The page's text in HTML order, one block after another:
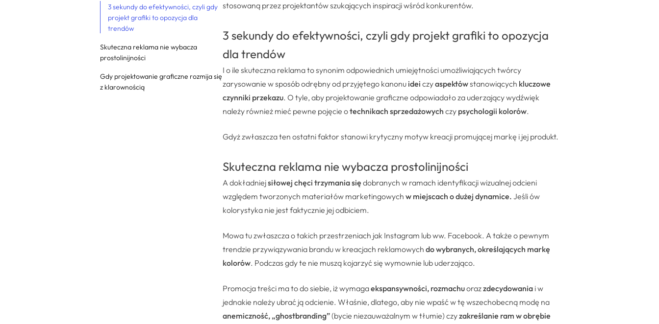
3 sekundy do efektywności, czyli gdy
projekt grafiki to opozycja dla
trendów
Skuteczna reklama nie wybacza
prostolinijności
Gdy projektowanie graficzne rozmija się
z klarownością
stosowaną przez projektantów szukających inspiracji wśród konkurentów.
3 sekundy do efektywności, czyli gdy projekt grafiki to opozycja
dla trendów
I o ile skuteczna reklama to synonim odpowiednich umiejętności umożliwiających twórcy
zarysowanie w sposób odrębny od przyjętego kanonu idei czyaspektówstanowiących kluczowe
czynniki przekazu. O tyle, aby projektowanie graficzne odpowiadało za uderzający wydźwięk
należy również mieć pewne pojęcie otechnikach sprzedażowych czy psychologii kolorów.
Gdyż zwłaszcza ten ostatni faktor stanowi krytyczny motyw kreacji promującej markę i jej produkt.
Skuteczna reklama nie wybacza prostolinijności
A dokładniejsiłowej chęci trzymania się dobranych w ramach identyfikacji wizualnej odcieni
względem tworzonych materiałów marketingowych w miejscach o dużej dynamice. Jeśli ów
kolorystyka nie jest faktycznie jej odbiciem.
Mowa tu zwłaszcza o takich przestrzeniach jak Instagram lub ww. Facebook. A także o pewnym
trendzie przywiązywania brandu w kreacjach reklamowych do wybranych, określających markę
kolorów. Podczas gdy te nie muszą kojarzyć się wymownie lub uderzająco.
Promocja treści ma to do siebie, iż wymagaekspansywności, rozmachuorazzdecydowania i w
jednakie należy ubrać ją odcienie. Właśnie, dlatego, aby nie wpaść w tę wszechobecną modę na
anemiczność, „ghostbranding”(bycie niezauważalnym w tłumie) czyzakreślanie ram w obrębie